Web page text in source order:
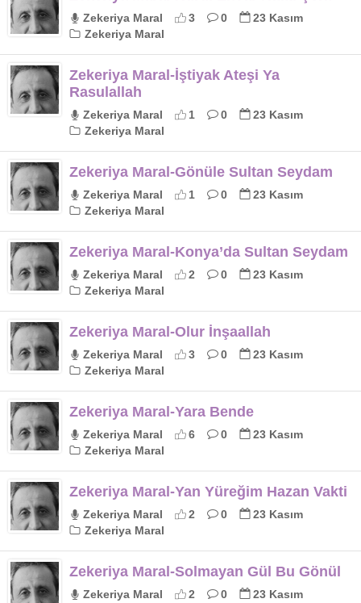
Zekeriya Maral 3 0
23 Kasım
Zekeriya Maral
Zekeriya Maral-İştiyak Ateşi Ya
Rasulallah
Zekeriya Maral 1 0
23 Kasım
Zekeriya Maral
Zekeriya Maral-Gönüle Sultan Seydam
Zekeriya Maral 1 0
23 Kasım
Zekeriya Maral
Zekeriya Maral-Konya’da Sultan Seydam
Zekeriya Maral 2 0
23 Kasım
Zekeriya Maral
Zekeriya Maral-Olur İnşaallah
Zekeriya Maral 3 0
23 Kasım
Zekeriya Maral
Zekeriya Maral-Yara Bende
Zekeriya Maral 6 0
23 Kasım
Zekeriya Maral
Zekeriya Maral-Yan Yüreğim Hazan Vakti
Zekeriya Maral 2 0
23 Kasım
Zekeriya Maral
Zekeriya Maral-Solmayan Gül Bu Gönül
Zekeriya Maral 2 0
23 Kasım